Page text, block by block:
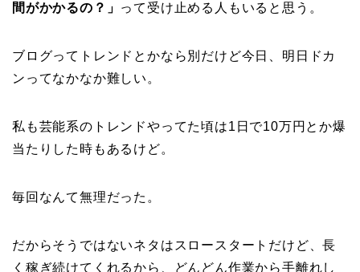
間がかかるの？」 って受け止める人もいると思う。
ブログってトレンドとかなら別だけど今日、明日ドカ
ンってなかなか難しい。
私も芸能系のトレンドやってた頃は1日で10万円とか爆
当たりした時もあるけど。
毎回なんて無理だった。
だからそうではないネタはスロースタートだけど、長
く稼ぎ続けてくれるから、どんどん作業から手離れし